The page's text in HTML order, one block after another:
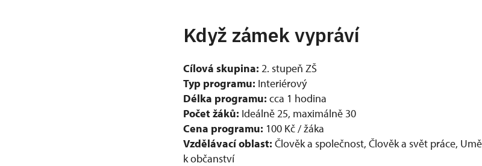
Když zámek vypráví
Cílová skupina: 2. stupeň ZŠ
Typ programu: Interiérový
Délka programu: cca 1 hodina
Počet žáků: Ideálně 25, maximálně 30
Cena programu: 100 Kč / žáka
Vzdělávací oblast: Člověk a společnost, Člověk a svět práce,
k občanství